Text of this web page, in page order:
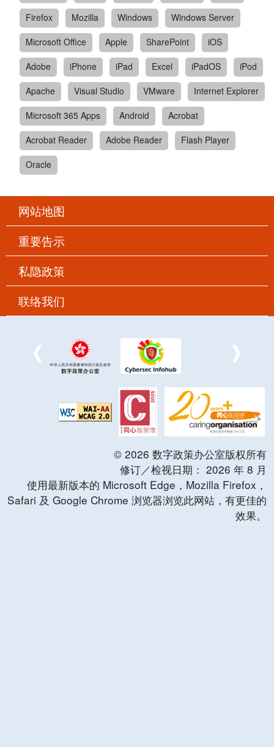
Firefox
Mozilla Windows
Windows Server
Microsoft Office
Apple SharePoint
iOS
Adobe
iPhone iPad Excel iPadOS
iPod
Apache
Visual Studio VMware
Internet Explorer
Microsoft 365 Apps
Android
Acrobat
Acrobat Reader
Adobe Reader
Flash Player
Oracle
网站地图
重要告示
私隐政策
联络我们
© 2026 数字政策办公室版权所有
修订／检视日期： 2026 年 8 月
使用最新版本的 Microsoft Edge，Mozilla Firefox，
Safari 及 Google Chrome 浏览器浏览此网站，有更佳的
效果。